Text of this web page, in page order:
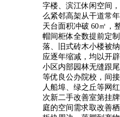
字楼、滨江休闲空间
么紧邻高架从干道常
天台面积冲破 60㎡，
帽间柜体全数提前定
落、旧式砖木小楼被
应逐年缩减，均以开
小区内部园林无缝跟
等优良公办院校，间
人船埠、绿之丘等网
次新二手改善室第挂
庭的空间需求取改善